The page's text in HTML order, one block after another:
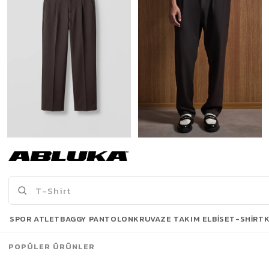
Erkek Baggy Fit Beli Lastikli Rahat Pantolon Kahverengi
1.049,90 TL
PANTOLON MODELLERI
SPOR ATLETBAGGY PANTOLONKRUVAZE TAKIM ELBISET-SHIRT
POPÜLER ÜRÜNLER